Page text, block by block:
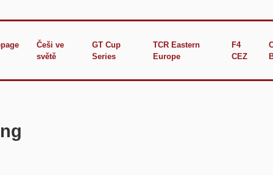
Češi ve
světě
GT Cup
Series
TCR Eastern
Europe
F4
CEZ